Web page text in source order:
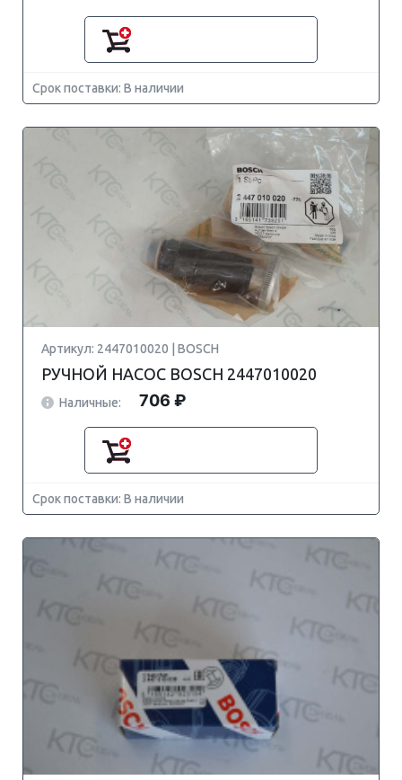
Срок поставки: В наличии
Артикул: 2447010020 | BOSCH
РУЧНОЙ НАСОС BOSCH 2447010020
Наличные: 706 ₽
Срок поставки: В наличии